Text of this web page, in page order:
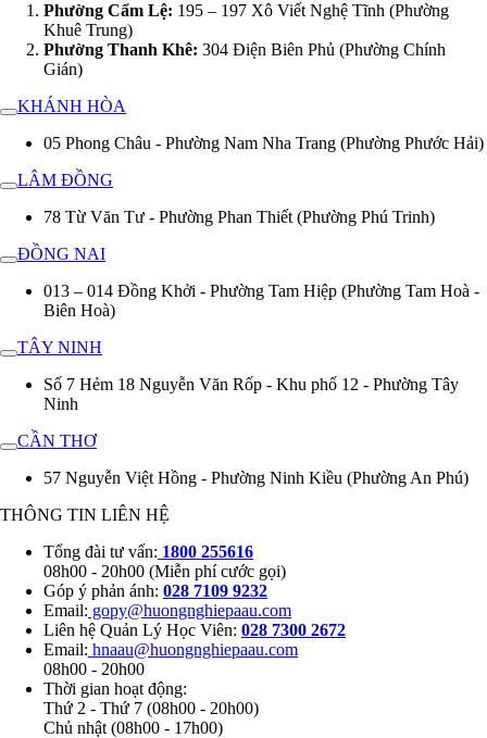
Phường Cẩm Lệ: 195 – 197 Xô Viết Nghệ Tĩnh (Phường
Khuê Trung)
Phường Thanh Khê: 304 Điện Biên Phủ (Phường Chính
Gián)
KHÁNH HÒA
05 Phong Châu - Phường Nam Nha Trang (Phường Phước Hải)
LÂM ĐỒNG
78 Từ Văn Tư - Phường Phan Thiết (Phường Phú Trinh)
ĐỒNG NAI
013 – 014 Đồng Khởi - Phường Tam Hiệp (Phường Tam Hoà -
Biên Hoà)
TÂY NINH
Số 7 Hẻm 18 Nguyễn Văn Rốp - Khu phố 12 - Phường Tây
Ninh
CẦN THƠ
57 Nguyễn Việt Hồng - Phường Ninh Kiều (Phường An Phú)
THÔNG TIN LIÊN HỆ
Tổng đài tư vấn: 1800 255616
08h00 - 20h00 (Miễn phí cước gọi)
Góp ý phản ánh: 028 7109 9232
Email: gopy@huongnghiepaau.com
Liên hệ Quản Lý Học Viên: 028 7300 2672
Email: hnaau@huongnghiepaau.com
08h00 - 20h00
Thời gian hoạt động:
Thứ 2 - Thứ 7 (08h00 - 20h00)
Chủ nhật (08h00 - 17h00)